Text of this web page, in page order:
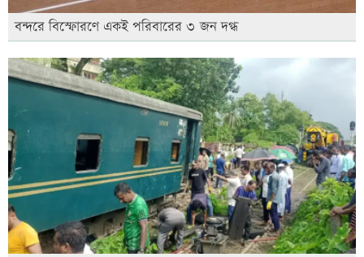
বন্দরে বিস্ফোরণে একই পরিবারের ৩ জন দগ্ধ